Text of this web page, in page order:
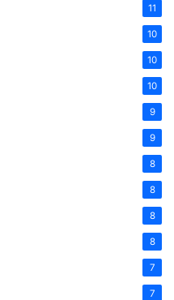
11
10
10
10
9
9
8
8
8
8
7
7